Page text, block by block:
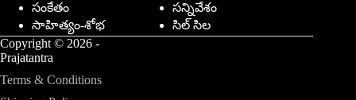
సంకేతం
సన్నివేశం
సాహిత్యం-శోభ
సిల్ సిల
Copyright © 2026 -
Prajatantra
Terms & Conditions